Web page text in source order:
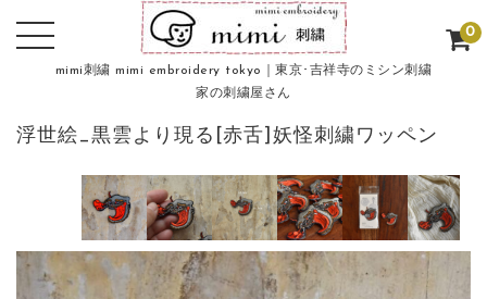
mimi刺繍 mimi embroidery tokyo｜東京･吉祥寺のミシン刺繍
家の刺繍屋さん
0
浮世絵_黒雲より現る[赤舌]妖怪刺繍ワッペン